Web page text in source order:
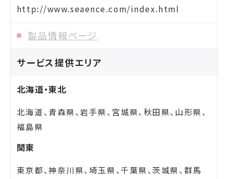
http://www.seaence.com/index.html
製品情報ページ
サービス提供エリア
北海道・東北
北海道、青森県、岩手県、宮城県、秋田県、山形県、
福島県
関東
東京都、神奈川県、埼玉県、千葉県、茨城県、群馬